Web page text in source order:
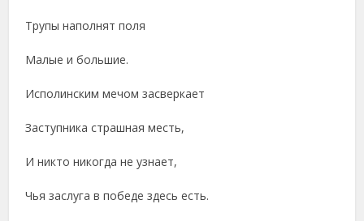
Трупы наполнят поля
Малые и большие.
Исполинским мечом засверкает
Заступника страшная месть,
И никто никогда не узнает,
Чья заслуга в победе здесь есть.